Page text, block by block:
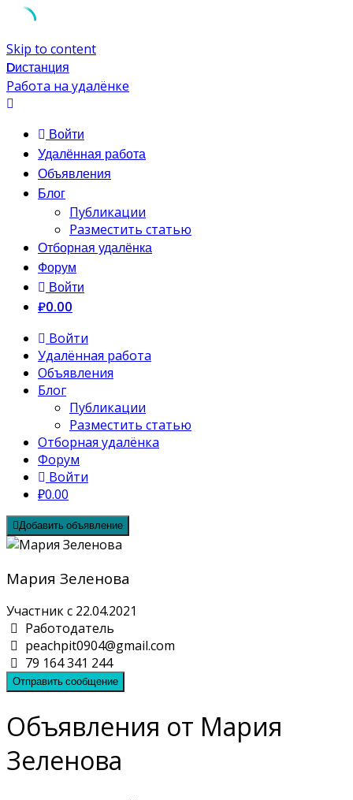
Skip to content
Dистанция
Работа на удалёнке
Войти
Удалённая работа
Объявления
Блог
Публикации
Разместить статью
Отборная удалёнка
Форум
Войти
₽0.00
Войти
Удалённая работа
Объявления
Блог
Публикации
Разместить статью
Отборная удалёнка
Форум
Войти
₽0.00
Добавить объявление
Мария Зеленова
Участник с 22.04.2021
Работодатель
peachpit0904@gmail.com
79 164 341 244
Отправить сообщение
Объявления от Мария
Зеленова